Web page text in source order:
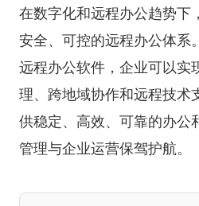
在数字化和远程办公趋势下
安全、可控的远程办公体系
远程办公软件，企业可以实
理、跨地域协作和远程技术
供稳定、高效、可靠的办公
管理与企业运营保驾护航。